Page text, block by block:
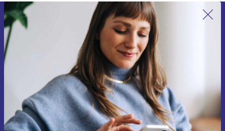
Prihláste sa prvýkrát na newsletter!
Už nikdy nezmeškajte ponuku.
Zaregistrovať sa
Informácie o používaní osobných údajov nájdete v našich
Zásadách ochrany osobných údajov.